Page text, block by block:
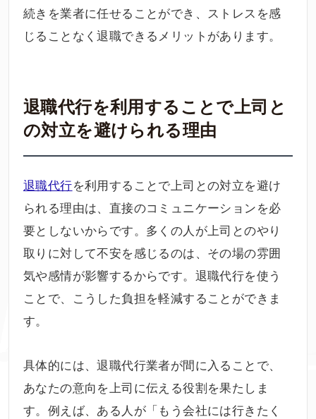
続きを業者に任せることができ、ストレスを感
じることなく退職できるメリットがあります。
退職代行を利用することで上司と
の対立を避けられる理由
退職代行を利用することで上司との対立を避け
られる理由は、直接のコミュニケーションを必
要としないからです。多くの人が上司とのやり
取りに対して不安を感じるのは、その場の雰囲
気や感情が影響するからです。退職代行を使う
ことで、こうした負担を軽減することができま
す。
具体的には、退職代行業者が間に入ることで、
あなたの意向を上司に伝える役割を果たしま
す。例えば、ある人が「もう会社には行きたく